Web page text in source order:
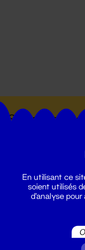
Suivez toutes
En utilisant ce
soient utilisés
d'analyse